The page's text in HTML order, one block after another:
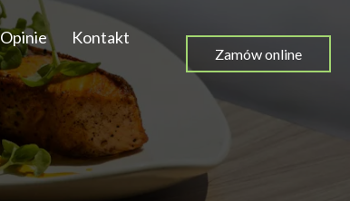
Opinie
Kontakt
Zamów online